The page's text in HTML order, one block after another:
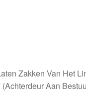
Zakken Van Het
Aan